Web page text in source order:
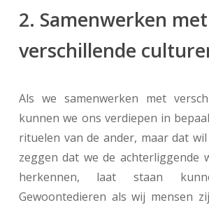
2. Samenwerken met
verschillende
Als we samenwerken met
kunnen we ons verdiepen in
rituelen van de ander, maar dat
zeggen dat we de achterliggende
herkennen, laat staan
Gewoontedieren als wij mensen